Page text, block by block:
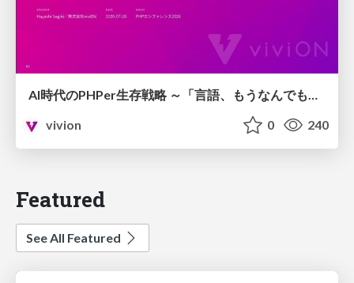
AI時代のPHPer生存戦略 ～「言語、もうなんでもよくない？」に本気で向き合う～
vivion
0 240
Featured
See All Featured